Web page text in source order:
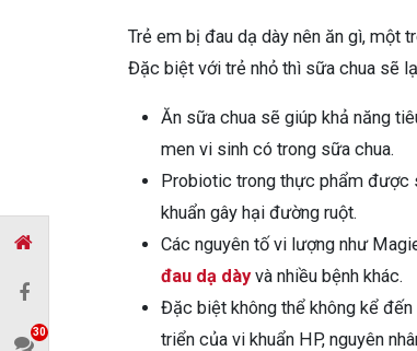
Trẻ em bị đau dạ dày nên ăn gì, một
Đặc biệt với trẻ nhỏ thì sữa chua sẽ
Ăn sữa chua sẽ giúp khả năng
men vi sinh có trong sữa chua.
Probiotic trong thực phẩm được
khuẩn gây hại đường ruột.
Các nguyên tố vi lượng như
đau dạ dàyvà nhiều bệnh khác.
Đặc biệt không thể không kể
triển của vi khuẩn HP, nguyên
30